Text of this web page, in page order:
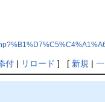
付| リロード ] [ 新規 |